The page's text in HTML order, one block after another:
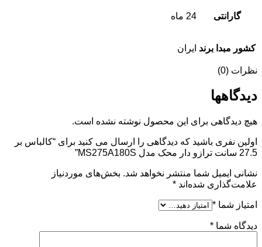
گارانتی 24 ماه
کشور مبدا برند ایران
نظرات (0)
دیدگاهها
هیچ دیدگاهی برای این محصول نوشته نشده است.
اولین نفری باشید که دیدگاهی را ارسال می کنید برای “کالباس بر
27.5 سانت ترازو دار محک مدل MS275A180S”
نشانی ایمیل شما منتشر نخواهد شد. بخش‌های موردنیاز
علامت‌گذاری شده‌اند *
امتیاز شما *
دیدگاه شما *